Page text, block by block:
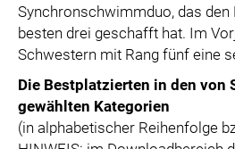
Synchronschwimmduo, das den
besten drei geschafft hat. Im
Schwestern mit Rang fünf eine
Die Bestplatzierten in den von
gewählten Kategorien
(in alphabetischer Reihenfolge